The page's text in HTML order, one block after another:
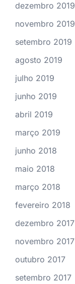
dezembro 2019
novembro 2019
setembro 2019
agosto 2019
julho 2019
junho 2019
abril 2019
março 2019
junho 2018
maio 2018
março 2018
fevereiro 2018
dezembro 2017
novembro 2017
outubro 2017
setembro 2017